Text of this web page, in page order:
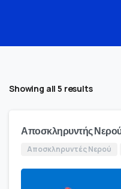
Showing all 5 results
Αποσκληρυντής
Αποσκληρυντές Νερού